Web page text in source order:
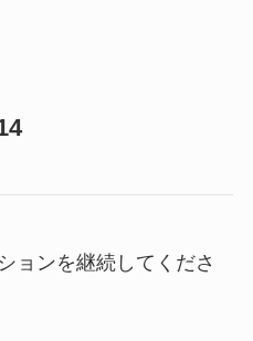
ョンを継続してくださ